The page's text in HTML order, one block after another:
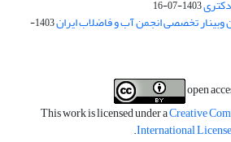
1403-07-16
وبینار تخصصی انجمن آب و فاضلاب ایران
1403-
This work is licensed under aCreative
International License
.